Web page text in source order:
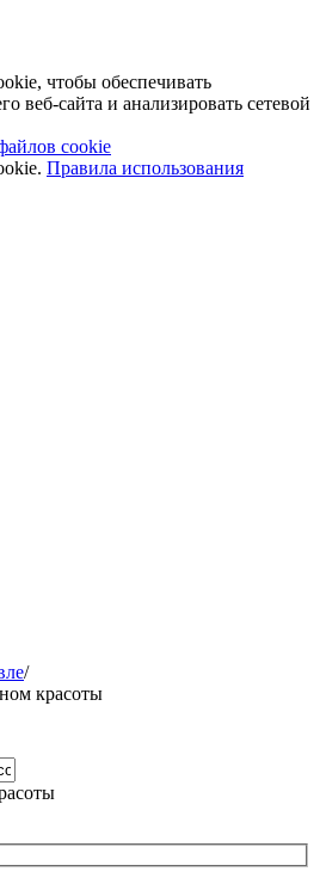
чтобы обеспечивать
веб-сайта и анализировать сетевой
cookie
Правила использования
/
красоты